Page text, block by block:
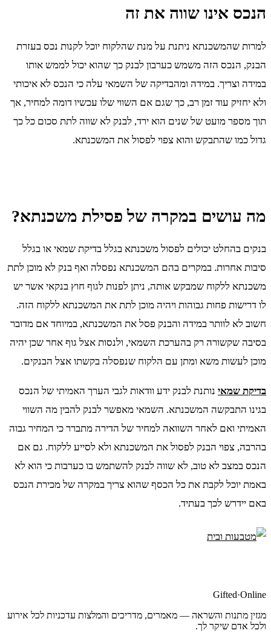
הנכס אינו שווה את זה
למרות שהמשכנתא ניתנת על מנת שהלקוח יוכל לקנות נכס בעזרת
הבנק, הנכס הזה משמש כערבון לבנק כך שהוא יכול לממש אותו
במידה וצריך. במידה ומהבדיקה של השמאי עלה כי הנכס לא איכותי
ולא יחזיק עוד זמן רב, כך שגם אם השווי שלו עכשיו דומה למחיר, אך
תוך מספר מועט של שנים הוא ירד, לבנק לא שווה לתת סכום כל כך
גדול כמו שהתבקש והוא צפוי לפסול את המשכנתא.
מה עושים במקרה של פסילת משכנתא?
בנקים בהחלט יכולים לפסול משכנתא בגלל בדיקת שמאי או בגלל
סיבות אחרות. במקרים בהם המשכנתא נפסלה ואף בנק לא מוכן לתת
משכנתא ללקוח שמבקש אותה, ניתן לפנות לגוף חוץ בנקאי אשר יש
לו דרישות פחות גבוהות ויהיה מוכן לתת את המשכנתא ללקוח הזה.
חשוב לא לוותר במידה והבנק פסל את המשכנתא, במיוחד אם מדובר
בסיבה שקשורה רק בהערכת השמאי, ולנסות אצל גוף אחר שכן יהיה
מוכן לעשות משא ומתן עם הלקוח שנפסלה בקשתו אצל הבנקים.
בדיקת שמאי נותנת לבנק ידע וודאות לגבי הערך האמיתי של הנכס
בגינו התבקשה המשכנתא. השמאי מאפשר לבנק להבין מה השווי
האמיתי ואם לאחר השוואה למחיר של הדירה מתברר כי המחיר גבוה
בהרבה, צפוי הבנק לפסול את המשכנתא ולא לסייע ללקוח. גם אם
הנכס במצב לא טוב, לא שווה לבנק להשתמש בו כערבות כי הוא לא
באמת יוכל לקבת את כל הכסף שהוא צריך במקרה של מכירת הנכס
באם יידרש לכך בעתיד.
Gifted·Online
מגזין מתנות והשראה — מאמרים, מדריכים והמלצות עדכניות לכל אירוע
ולכל אדם שיקר לך.